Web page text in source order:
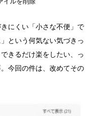
にくい「小さな不便」で
という何気ない気づきっ
きるだけ楽をしたい、っ
今回の件は、改めてその